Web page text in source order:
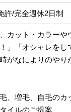
許/完全週休2日制
カット・カラー
」「オシャレを
がなによりのやり
、増毛、自毛の
イルのご提案